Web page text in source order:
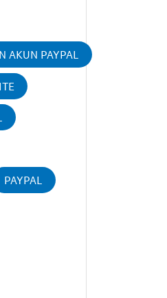
AKUN PAYPAL
PAYPAL